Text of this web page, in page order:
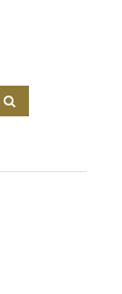
検
索